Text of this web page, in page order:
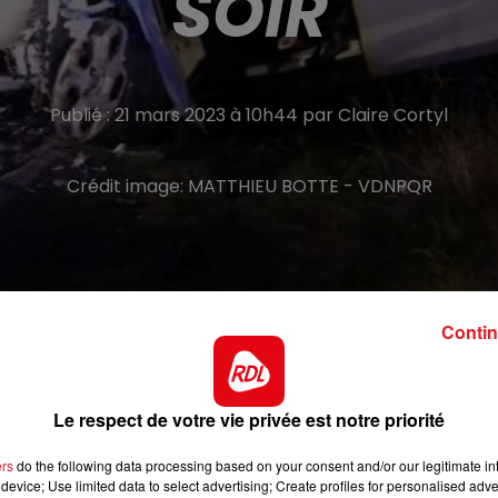
Publié : 21 mars 2023 à 10h44 par Claire Cortyl
Crédit image: MATTHIEU BOTTE - VDNPQR
refusant d'obtempérer
avec un véhicule des douanes, ce lundi soir à
qu’elle venait de prendre en chasse un
Le respect de votre vie privée est notre priorité
do the following data processing based on your consent and/or our legitimate
Use limited data to select advertising; Create profiles for personalised